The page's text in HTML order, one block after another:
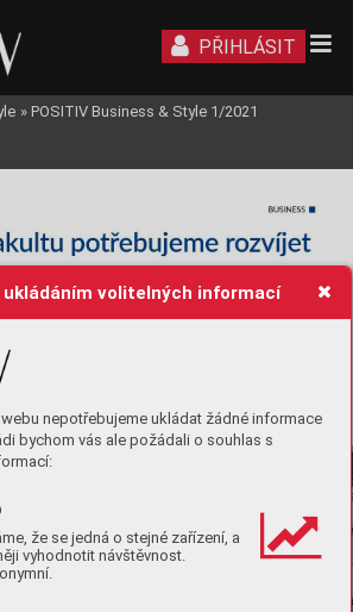
ukládáním volitelných informací
nepotřebujeme ukládat žádné informace
bychom vás ale požádali o souhlas s
že se jedná o stejné zařízení, a
vyhodnotit návštěvnost.
PŘIHLÁSIT
» POSITIV Business & Style 1/2021